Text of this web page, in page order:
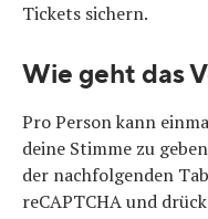
Tickets sichern.
Wie geht das
Pro Person kann
deine Stimme zu
der nachfolgenden
reCAPTCHA und